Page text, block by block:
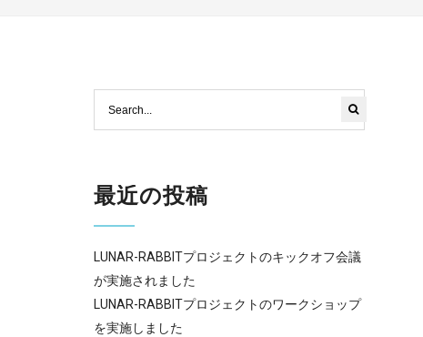
最近の投稿
LUNAR-RABBITプロジェクトのキックオフ会議
が実施されました
LUNAR-RABBITプロジェクトのワークショップ
を実施しました